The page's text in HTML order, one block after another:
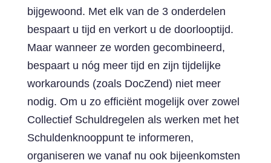
bijgewoond. Met elk van de 3 onderdelen
bespaart u tijd en verkort u de doorlooptijd.
Maar wanneer ze worden gecombineerd,
bespaart u nóg meer tijd en zijn tijdelijke
workarounds (zoals DocZend) niet meer
nodig. Om u zo efficiënt mogelijk over zowel
Collectief Schuldregelen als werken met het
Schuldenknooppunt te informeren,
organiseren we vanaf nu ook bijeenkomsten